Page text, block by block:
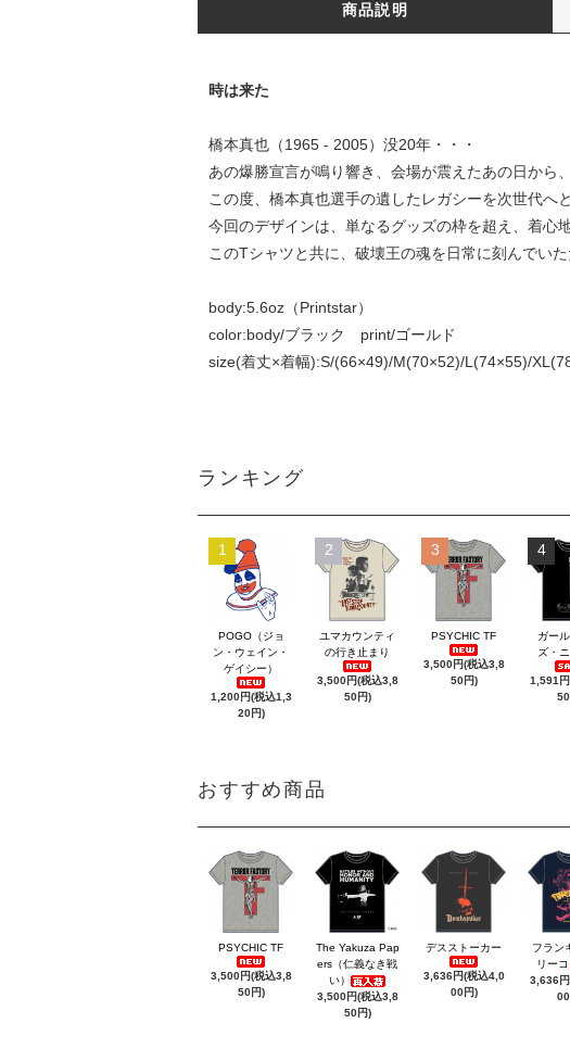
商品説明
時は来た
橋本真也（1965 - 2005）没20年・・・
あの爆勝宣言が鳴り響き、会場が震えたあの日から
この度、橋本真也選手の遺したレガシーを次世代へ
今回のデザインは、単なるグッズの枠を超え、着心
このTシャツと共に、破壊王の魂を日常に刻んでいた
body:5.6oz（Printstar）
color:body/ブラック print/ゴールド
size(着丈×着幅):S/(66×49)/M(70×52)/L(74×55)/
ランキング
1
POGO（ジョ
ン・ウェイン・
ゲイシー）
1,200円(税込1,3
20円)
2
ユマカウンティ
の行き止まり
3,500円(税込3,8
50円)
3
PSYCHIC TF
3,500円(税込3,8
50円)
4
ガー
ズ・
1,591
おすすめ商品
PSYCHIC TF
3,500円(税込3,8
50円)
The Yakuza Pap
ers（仁義なき戦
い）
3,500円(税込3,8
50円)
デスストーカー
3,636円(税込4,0
00円)
フラン
リーコ
3,636